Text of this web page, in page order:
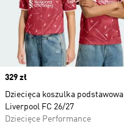
Price
329 zł
Dziecięca koszulka podstawowa
Liverpool FC 26/27
Dziecięce Performance